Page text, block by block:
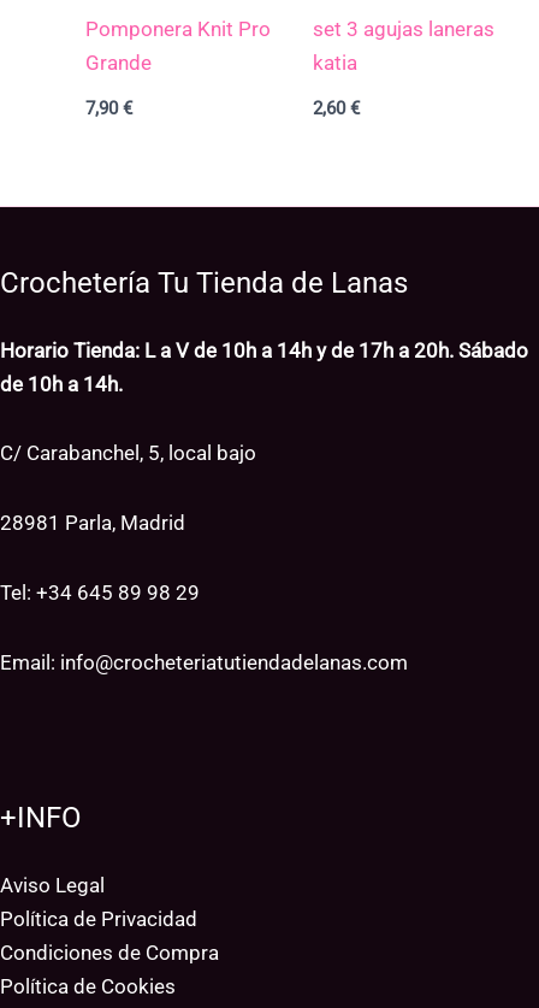
Pomponera Knit Pro
Grande
7,90€
set 3 agujas laneras
katia
2,60€
Crochetería Tu Tienda de Lanas
Horario Tienda: L a V de 10h a 14h y de 17h a 20h. Sábado
de 10h a 14h.
C/ Carabanchel, 5, local bajo
28981 Parla, Madrid
Tel: +34 645 89 98 29
Email: info@crocheteriatutiendadelanas.com
+INFO
Aviso Legal
Política de Privacidad
Condiciones de Compra
Política de Cookies